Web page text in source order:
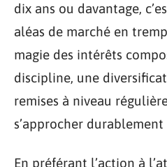
dix ans ou davantage,
aléas de marché en
magie des intérêts
discipline, une
remises à niveau
s’approcher
En préférant l’action à